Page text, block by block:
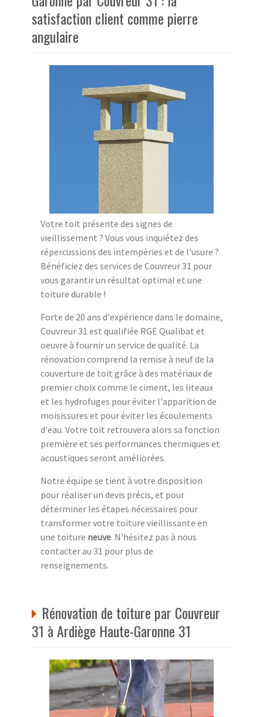
satisfaction client comme pierre
angulaire
Votre toit présente des signes de
vieillissement ? Vous vous inquiétez des
répercussions des intempéries et de l'usure ?
Bénéficiez des services de Couvreur 31 pour
vous garantir un résultat optimal et une
toiture durable !
Forte de 20 ans d'expérience dans le domaine,
Couvreur 31 est qualifiée RGE Qualibat et
oeuvre à fournir un service de qualité. La
rénovation comprend la remise à neuf de la
couverture de toit grâce à des matériaux de
premier choix comme le ciment, les liteaux
et les hydrofuges pour éviter l'apparition de
moisissures et pour éviter les écoulements
d'eau. Votre toit retrouvera alors sa fonction
première et ses performances thermiques et
acoustiques seront améliorées.
Notre équipe se tient à votre disposition
pour réaliser un devis précis, et pour
déterminer les étapes nécessaires pour
transformer votre toiture vieillissante en
une toiture neuve. N'hésitez pas à nous
contacter au 31 pour plus de
renseignements.
Rénovation de toiture par Couvreur
31 à Ardiège Haute-Garonne 31